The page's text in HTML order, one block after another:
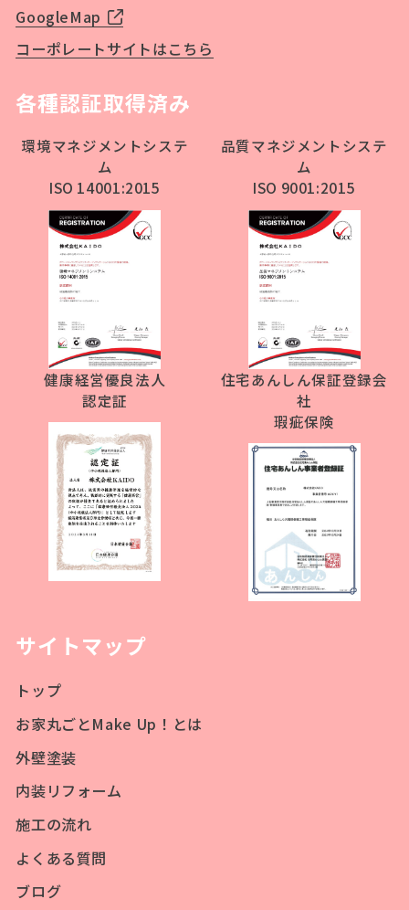
GoogleMap
コーポレートサイトはこちら
各種認証取得済み
環境マネジメントシステ
ム
ISO 14001:2015
品質マネジメントシステ
ム
ISO 9001:2015
健康経営優良法人
認定証
住宅あんしん保証登録会
社
瑕疵保険
サイトマップ
トップ
お家丸ごとMake Up！とは
外壁塗装
内装リフォーム
施工の流れ
よくある質問
ブログ